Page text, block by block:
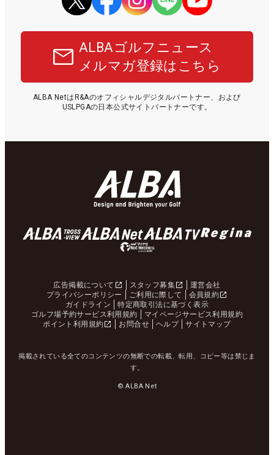
ALBAゴルフニュース
メルマガ登録はこちら
ALBA NetはR&Aのオフィシャルデジタルパートナー、および
USLPGAの日本公式サイトパートナーです。
広告掲載について スタッフ募集
運営会社
プライバシーポリシー
ご利用に際して
会員規約
ガイドライン
特定商取引法に基づく表示
ゴルフ場予約サービス利用規約
マイページサービス利用規約
ポイント利用規約
お問合せ ヘルプ サイトマップ
掲載されている全てのコンテンツの無断での転載、転用、コピー等は禁じま
す。
© ALBA Net